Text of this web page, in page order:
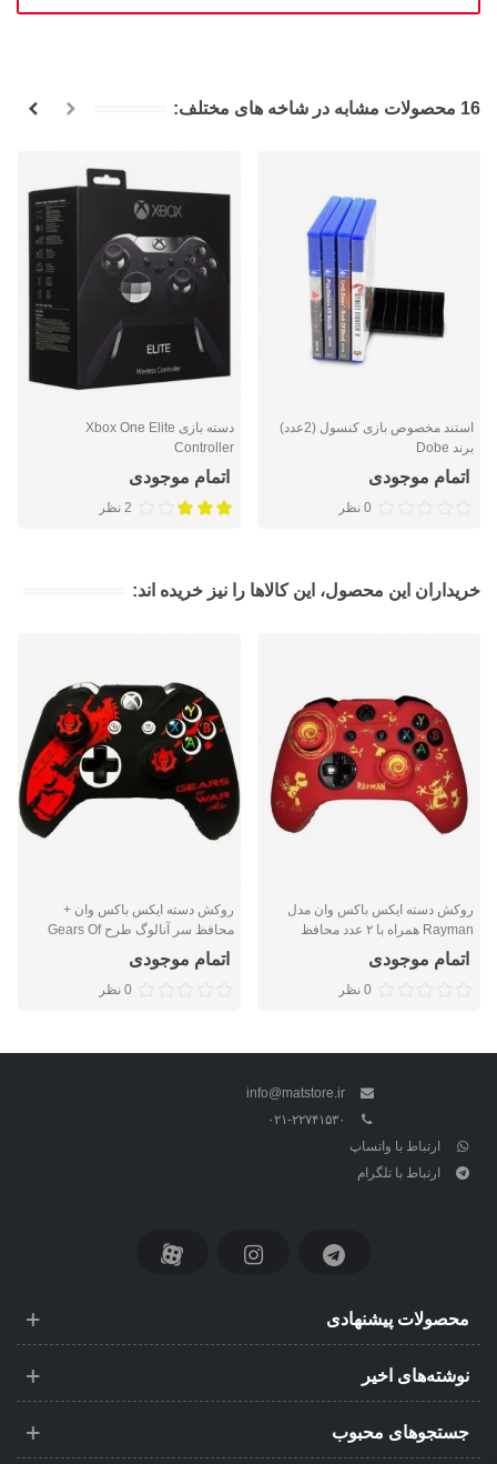
16 محصولات مشابه در شاخه های مختلف:
استند مخصوص بازی کنسول (2عدد)
برند Dobe
اتمام موجودی
0 نظر
دسته بازی Xbox One Elite
Controller
اتمام موجودی
2 نظر
خریداران این محصول، این کالاها را نیز خریده اند:
روکش دسته ایکس باکس وان مدل
Rayman همراه با ۲ عدد محافظ
آنالوگ
اتمام موجودی
0 نظر
روکش دسته ایکس باکس وان +
محافظ سر آنالوگ طرح Gears Of
War
اتمام موجودی
0 نظر
info@matstore.ir
۰۲۱-۲۲۷۴۱۵۳۰
ارتباط با واتساپ
ارتباط با تلگرام
محصولات پیشنهادی
نوشته‌های اخیر
جستجوهای محبوب